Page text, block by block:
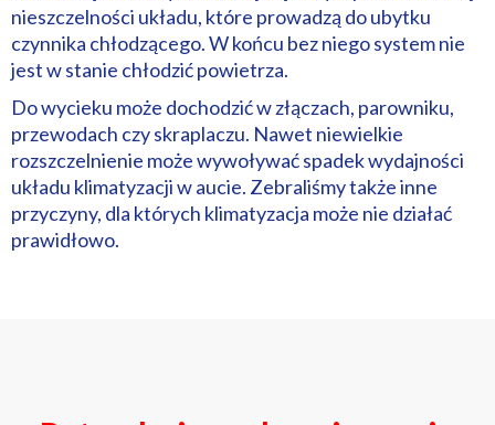
nieszczelności układu, które prowadzą do ubytku
czynnika chłodzącego. W końcu bez niego system nie
jest w stanie chłodzić powietrza.
Do wycieku może dochodzić w złączach, parowniku,
przewodach czy skraplaczu. Nawet niewielkie
rozszczelnienie może wywoływać spadek wydajności
układu klimatyzacji w aucie. Zebraliśmy także inne
przyczyny, dla których klimatyzacja może nie działać
prawidłowo.